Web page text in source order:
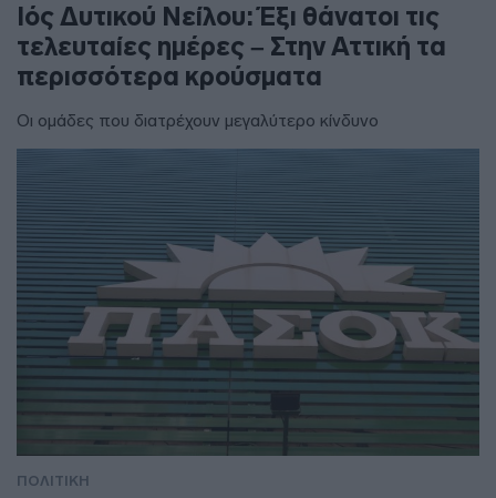
Ιός Δυτικού Νείλου: Έξι θάνατοι τις
τελευταίες ημέρες – Στην Αττική τα
περισσότερα κρούσματα
Οι ομάδες που διατρέχουν μεγαλύτερο κίνδυνο
ΠΟΛΙΤΙΚΗ